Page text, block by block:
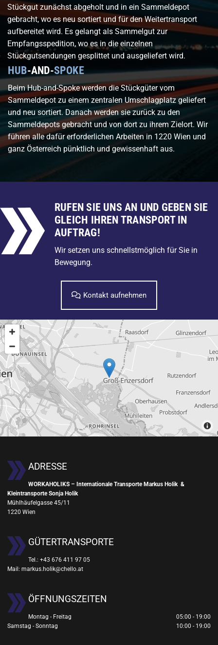
Stückgut zunächst abgeholt und in ein Sammeldepot
gebracht, wo es neu sortiert und für den Weitertransport
aufbereitet wird. Es gelangt als Sammelgut zur
Empfangsspedition, wo es in die einzelnen
Stückgutsendungen gesplittet und ausgeliefert wird.
HUB-AND-SPOKE
Beim Hub-and-Spoke werden die Stückgüter vom
Sammeldepot zu einem zentralen Umschlagplatz geliefert
und neu sortiert. Danach werden sie zurück zu den
Sammeldepots gebracht und von dort zu ihrem Zielort. Wir
führen alle dafür erforderlichen Arbeiten in 1220 Wien und
ganz Österreich pünktlich und gewissenhaft aus.
RUFEN SIE UNS AN UND GEBEN SIE
GLEICH IHREN TRANSPORT IN
AUFTRAG!
Wir setzen uns schnellstmöglich für Sie in
Bewegung.
Kontakt aufnehmen
ADRESSE
WORKAHOLIKS – Internationale Transporte Markus Holik &
Kleintransporte Sonja Holik
Mühlhäufelgasse 45/11
1220 Wien
GÜTERTRANSPORTE
Tel.: +43 676 411 97 05
Mail: markus.holik@chello.at
ÖFFNUNGSZEITEN
Montag - Freitag
05:00 - 19:00
Samstag - Sonntag
10:00 - 19:00